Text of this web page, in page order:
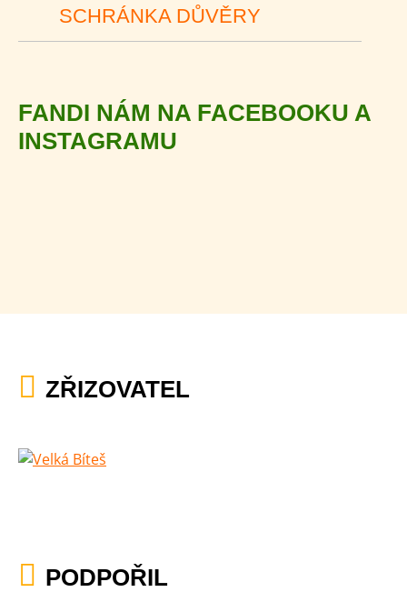
SCHRÁNKA DŮVĚRY
FANDI NÁM NA FACEBOOKU A
INSTAGRAMU
ZŘIZOVATEL
PODPOŘIL